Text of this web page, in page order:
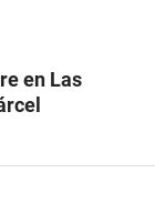
en Las